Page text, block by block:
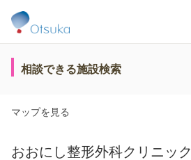
相談できる施設検索
マップを見る
おおにし整形外科クリニック